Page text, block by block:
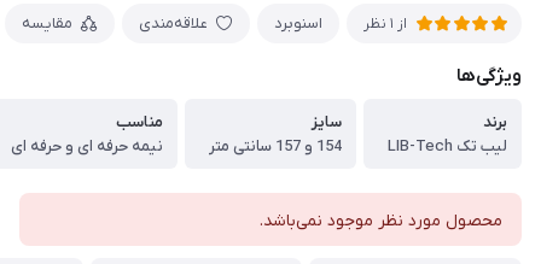
از 1 نظر اسنوبرد علاقه‌مندی مقایسه
ویژگی‌ها
برند
لیب تک LIB-Tech
سایز
154 و 157 سانتی متر
مناسب
نیمه حرفه ای و حرفه ای
محصول مورد نظر موجود نمی‌باشد.